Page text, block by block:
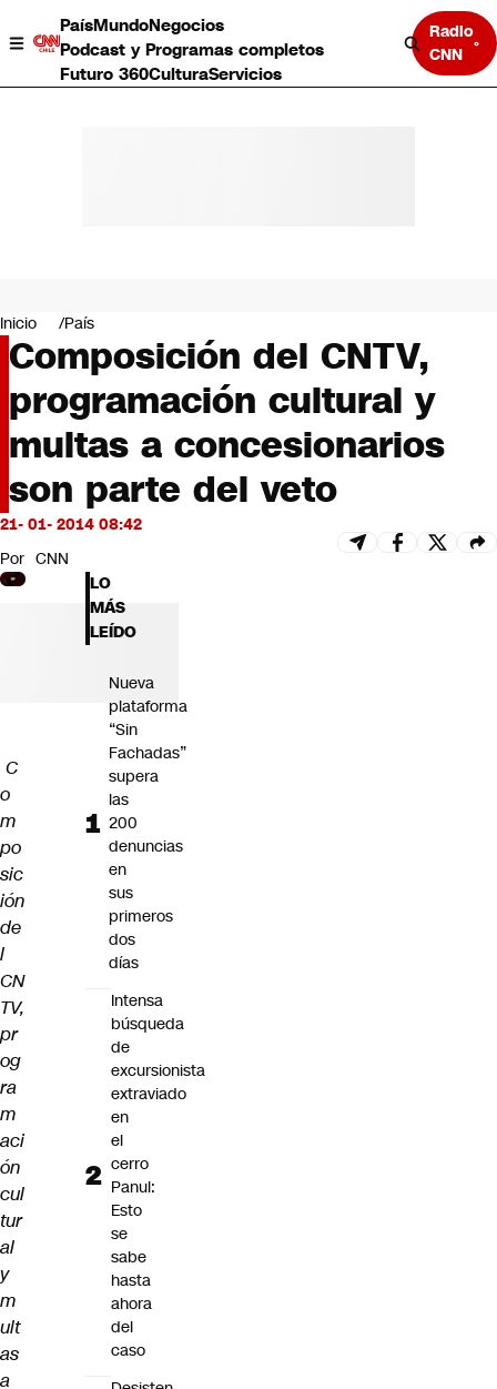
PaísMundoNegocios
Podcast y Programas completos
Futuro 360CulturaServicios
Radio
CNN
Negocios
Deportes
Programas completos
Cultura
Servicios
Bits
CNN tiempo
Futuro 360
Inicio País
Composición del CNTV,
programación cultural y
multas a concesionarios
son parte del veto
21- 01- 2014 08:42
Por CNN
C
o
m
po
sic
ión
de
l
CN
TV,
pr
og
ra
m
aci
ón
cul
tur
al
y
m
ult
as
a
LO
MÁS
LEÍDO
Nueva
plataforma
“Sin
Fachadas”
supera
las
200
denuncias
en
sus
primeros
dos
días
Intensa
búsqueda
de
excursionista
extraviado
en
el
cerro
Panul:
Esto
se
sabe
hasta
ahora
del
caso